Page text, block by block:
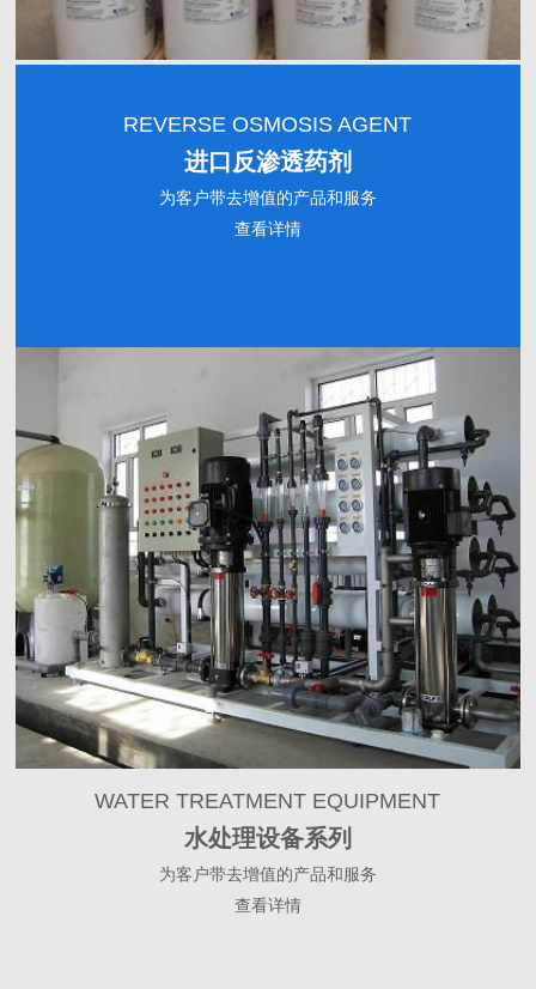
REVERSE OSMOSIS AGENT
进口反渗透药剂
为客户带去增值的产品和服务
查看详情
WATER TREATMENT EQUIPMENT
水处理设备系列
为客户带去增值的产品和服务
查看详情